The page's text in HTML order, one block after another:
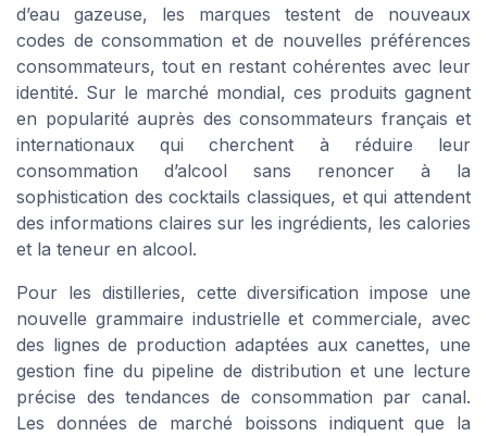
d’eau gazeuse, les marques testent de nouveaux
codes de consommation et de nouvelles préférences
consommateurs, tout en restant cohérentes avec leur
identité. Sur le marché mondial, ces produits gagnent
en popularité auprès des consommateurs français et
internationaux qui cherchent à réduire leur
consommation d’alcool sans renoncer à la
sophistication des cocktails classiques, et qui attendent
des informations claires sur les ingrédients, les calories
et la teneur en alcool.
Pour les distilleries, cette diversification impose une
nouvelle grammaire industrielle et commerciale, avec
des lignes de production adaptées aux canettes, une
gestion fine du pipeline de distribution et une lecture
précise des tendances de consommation par canal.
Les données de marché boissons indiquent que la